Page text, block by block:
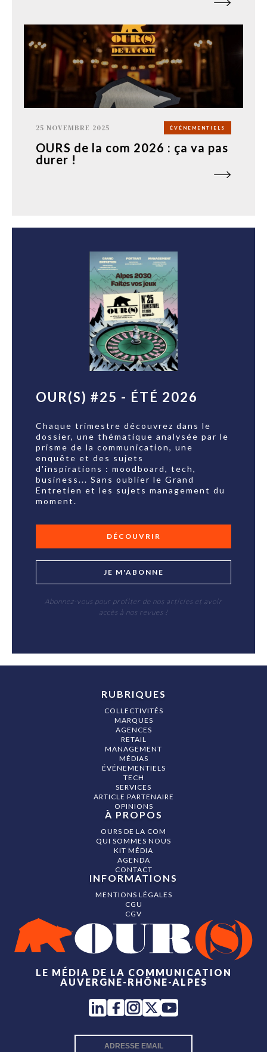
25 NOVEMBRE 2025 ÉVÉNEMENTIELS
OURS de la com 2026 : ça va pas
durer !
OUR(S) #25 - ÉTÉ 2026
Chaque trimestre découvrez dans le
dossier, une thématique analysée par le
prisme de la communication, une
enquête et des sujets
d'inspirations : moodboard, tech,
business... Sans oublier le Grand
Entretien et les sujets management du
moment.
DÉCOUVRIR
JE M'ABONNE
Abonnez-vous pour profiter de nos articles et avoir
accès à nos revues !
LE MÉDIA DE LA COMMUNICATION
AUVERGNE-RHÔNE-ALPES
RUBRIQUES
COLLECTIVITÉS
MARQUES
AGENCES
RETAIL
MANAGEMENT
MÉDIAS
ÉVÉNEMENTIELS
TECH
SERVICES
ARTICLE PARTENAIRE
OPINIONS
À PROPOS
OURS DE LA COM
QUI SOMMES NOUS
KIT MÉDIA
AGENDA
CONTACT
INFORMATIONS
MENTIONS LÉGALES
CGU
CGV